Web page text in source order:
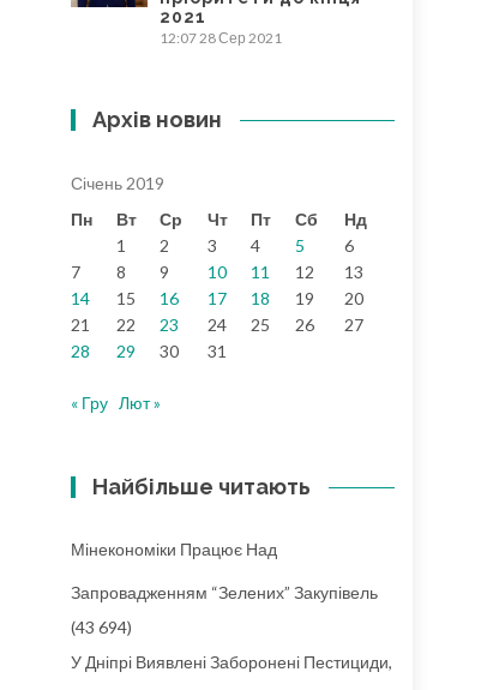
2021
12:0728 Сер 2021
Архів новин
Січень 2019
Пн
Вт Ср Чт Пт Сб
Нд
1
2 3 4 5
6
7
8 9 10 11 12
13
14
15 16 17 18 19
20
21
22 23 24 25 26
27
28
29 30 31
« Гру Лют »
Найбільше читають
Мінекономіки Працює Над
Запровадженням “зелених” Закупівель
(43 694)
У Дніпрі Виявлені Заборонені Пестициди,